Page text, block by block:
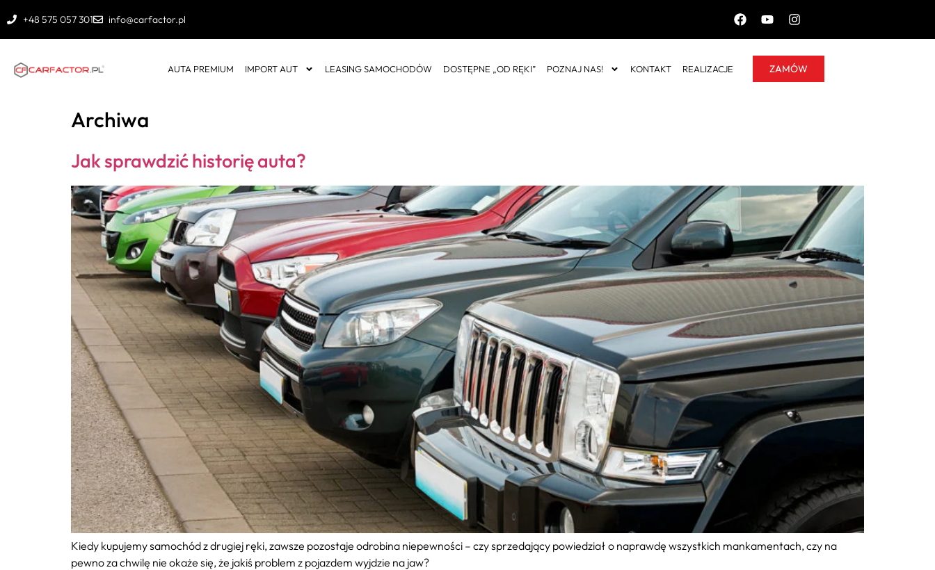
+48 575 057 301 info@carfactor.pl
AUTA PREMIUM IMPORT AUT LEASING SAMOCHODÓW DOSTĘPNE „OD RĘKI” POZNAJ NAS! KONTAKT REALIZACJE ZAMÓW
Archiwa
Jak sprawdzić historię auta?
Kiedy kupujemy samochód z drugiej ręki, zawsze pozostaje odrobina niepewności – czy sprzedający powiedział o naprawdę wszystkich mankamentach, czy na
pewno za chwilę nie okaże się, że jakiś problem z pojazdem wyjdzie na jaw?